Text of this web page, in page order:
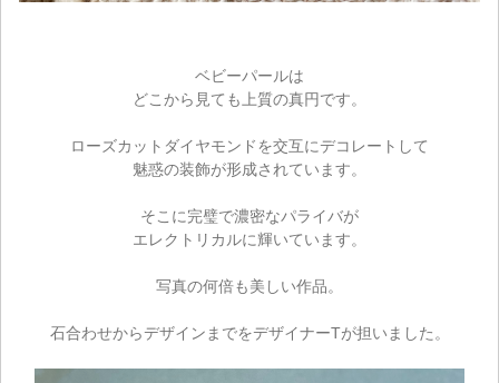
ベビーパールは
どこから見ても上質の真円です。
ローズカットダイヤモンドを交互にデコレートして
魅惑の装飾が形成されています。
そこに完璧で濃密なパライバが
エレクトリカルに輝いています。
写真の何倍も美しい作品。
石合わせからデザインまでをデザイナーTが担いました。
ご注文手続き
カートを見る